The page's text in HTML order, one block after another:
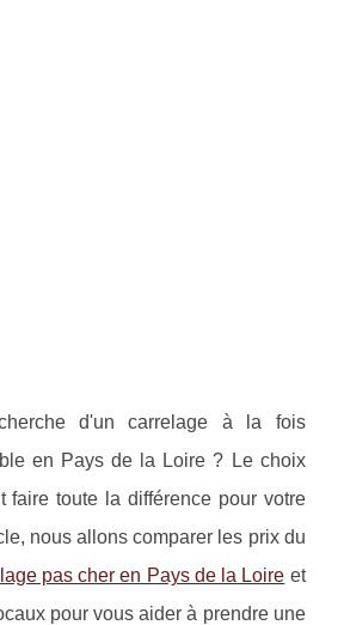
d'un carrelage à la fois
en Pays de la Loire ? Le choix
faire toute la différence pour votre
nous allons comparer les prix du
pas cher en Pays de la Loire et
pour vous aider à prendre une